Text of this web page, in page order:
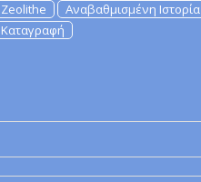
Zeolithe
Αναβαθμισμένη Ιστορία
Καταγραφή